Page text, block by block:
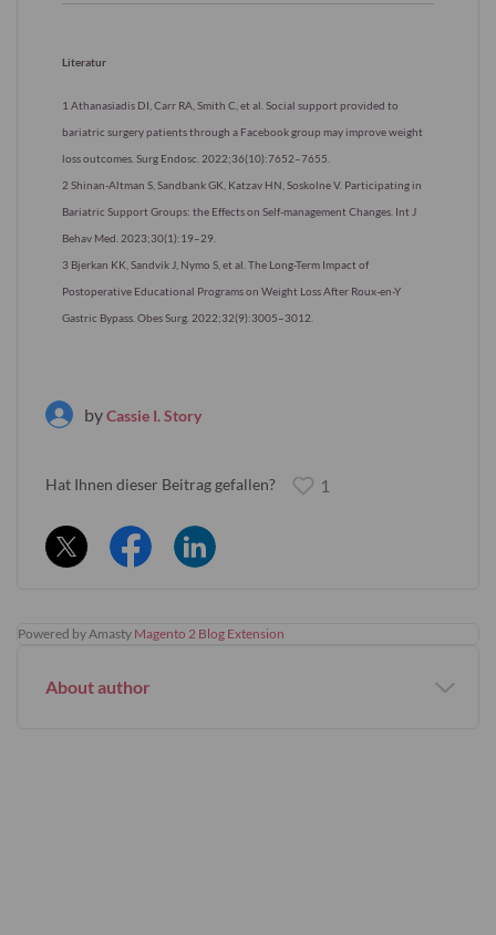
Literatur
1 Athanasiadis DI, Carr RA, Smith C, et al. Social support provided to
bariatric surgery patients through a Facebook group may improve weight
loss outcomes. Surg Endosc. 2022;36(10):7652–7655.
2 Shinan-Altman S, Sandbank GK, Katzav HN, Soskolne V. Participating in
Bariatric Support Groups: the Effects on Self-management Changes. Int J
Behav Med. 2023;30(1):19–29.
3 Bjerkan KK, Sandvik J, Nymo S, et al. The Long-Term Impact of
Postoperative Educational Programs on Weight Loss After Roux-en-Y
Gastric Bypass. Obes Surg. 2022;32(9):3005–3012.
byCassie I. Story
Hat Ihnen dieser Beitrag gefallen? 1
Powered by Amasty Magento 2 Blog Extension
About author